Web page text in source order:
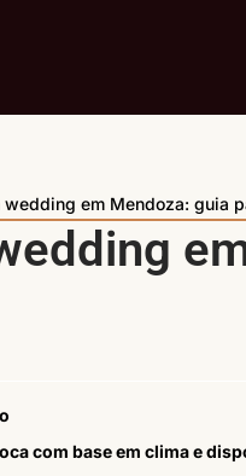
wedding em Mendoza: guia
com base em clima e